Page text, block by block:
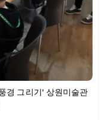
경 그리기' 상원미술관